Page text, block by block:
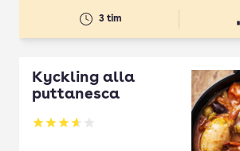
3 tim
Kyckling alla
puttanesca
Betyg: 3.68 av 5